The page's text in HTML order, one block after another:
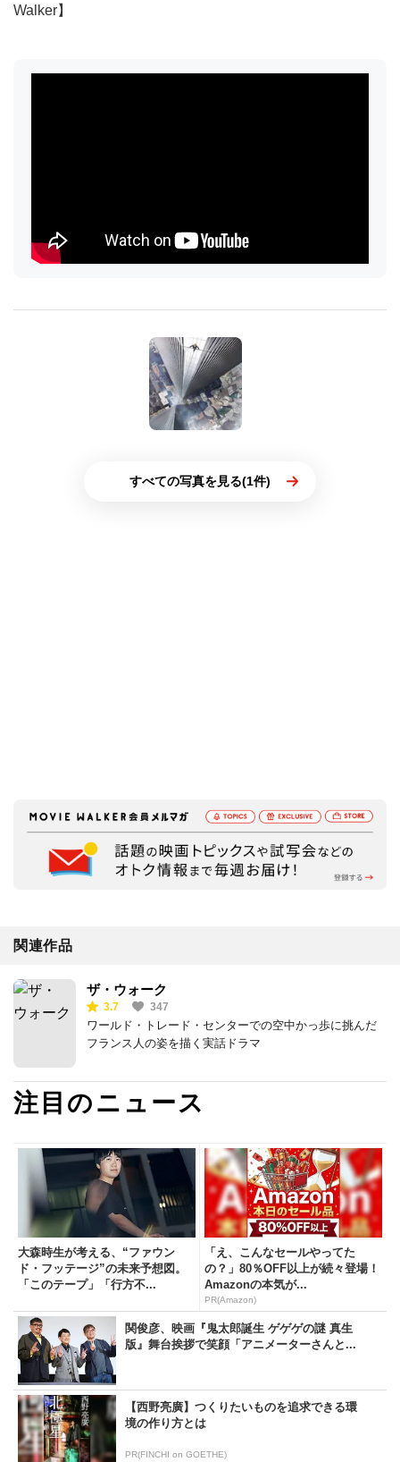
Walker】
すべての写真を見る(1件)
関連作品
ザ・ウォーク
3.7 347
ワールド・トレード・センターでの空中かっ歩に挑んだ
フランス人の姿を描く実話ドラマ
注目のニュース
大森時生が考える、“ファウン
ド・フッテージ”の未来予想図。
「このテープ」「行方不...
「え、こんなセールやってた
の？」80％OFF以上が続々登場！
Amazonの本気が...
PR(Amazon)
関俊彦、映画『鬼太郎誕生 ゲゲゲの謎 真生
版』舞台挨拶で笑顔「アニメーターさんと...
【西野亮廣】つくりたいものを追求できる環
境の作り方とは
PR(FINCHI on GOETHE)